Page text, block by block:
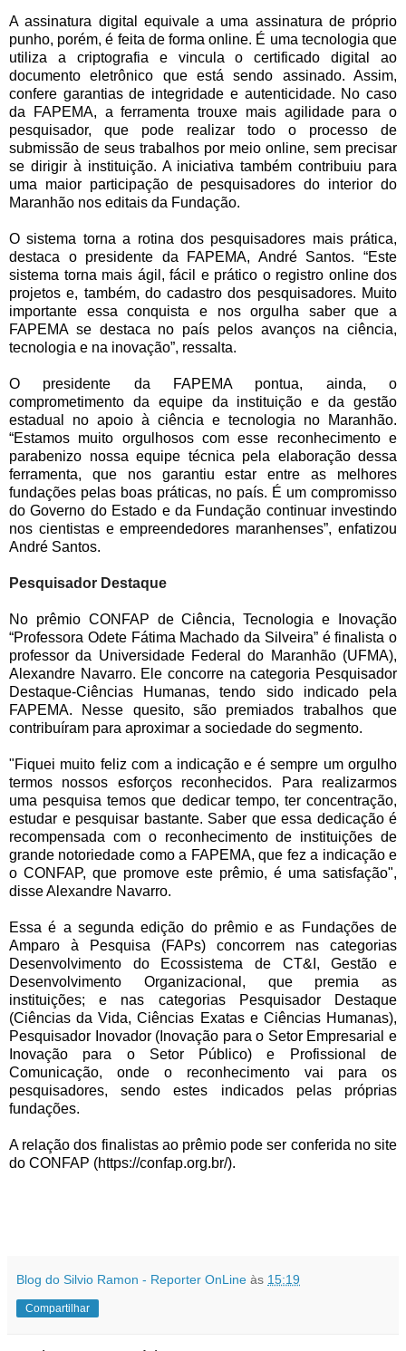
A assinatura digital equivale a uma assinatura de próprio
punho, porém, é feita de forma online. É uma tecnologia que
utiliza a criptografia e vincula o certificado digital ao
documento eletrônico que está sendo assinado. Assim,
confere garantias de integridade e autenticidade. No caso
da FAPEMA, a ferramenta trouxe mais agilidade para o
pesquisador, que pode realizar todo o processo de
submissão de seus trabalhos por meio online, sem precisar
se dirigir à instituição. A iniciativa também contribuiu para
uma maior participação de pesquisadores do interior do
Maranhão nos editais da Fundação.
O sistema torna a rotina dos pesquisadores mais prática,
destaca o presidente da FAPEMA, André Santos. “Este
sistema torna mais ágil, fácil e prático o registro online dos
projetos e, também, do cadastro dos pesquisadores. Muito
importante essa conquista e nos orgulha saber que a
FAPEMA se destaca no país pelos avanços na ciência,
tecnologia e na inovação”, ressalta.
O presidente da FAPEMA pontua, ainda, o
comprometimento da equipe da instituição e da gestão
estadual no apoio à ciência e tecnologia no Maranhão.
“Estamos muito orgulhosos com esse reconhecimento e
parabenizo nossa equipe técnica pela elaboração dessa
ferramenta, que nos garantiu estar entre as melhores
fundações pelas boas práticas, no país. É um compromisso
do Governo do Estado e da Fundação continuar investindo
nos cientistas e empreendedores maranhenses”, enfatizou
André Santos.
Pesquisador Destaque
No prêmio CONFAP de Ciência, Tecnologia e Inovação
“Professora Odete Fátima Machado da Silveira” é finalista o
professor da Universidade Federal do Maranhão (UFMA),
Alexandre Navarro. Ele concorre na categoria Pesquisador
Destaque-Ciências Humanas, tendo sido indicado pela
FAPEMA. Nesse quesito, são premiados trabalhos que
contribuíram para aproximar a sociedade do segmento.
"Fiquei muito feliz com a indicação e é sempre um orgulho
termos nossos esforços reconhecidos. Para realizarmos
uma pesquisa temos que dedicar tempo, ter concentração,
estudar e pesquisar bastante. Saber que essa dedicação é
recompensada com o reconhecimento de instituições de
grande notoriedade como a FAPEMA, que fez a indicação e
o CONFAP, que promove este prêmio, é uma satisfação",
disse Alexandre Navarro.
Essa é a segunda edição do prêmio e as Fundações de
Amparo à Pesquisa (FAPs) concorrem nas categorias
Desenvolvimento do Ecossistema de CT&I, Gestão e
Desenvolvimento Organizacional, que premia as
instituições; e nas categorias Pesquisador Destaque
(Ciências da Vida, Ciências Exatas e Ciências Humanas),
Pesquisador Inovador (Inovação para o Setor Empresarial e
Inovação para o Setor Público) e Profissional de
Comunicação, onde o reconhecimento vai para os
pesquisadores, sendo estes indicados pelas próprias
fundações.
A relação dos finalistas ao prêmio pode ser conferida no site
do CONFAP (https://confap.org.br/).
Blog do Silvio Ramon - Reporter OnLine às 15:19
Compartilhar